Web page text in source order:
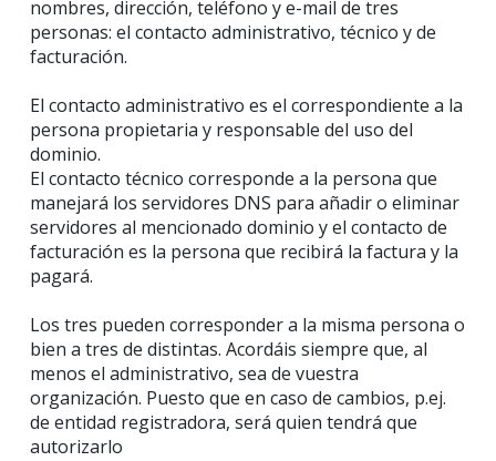
nombres, dirección, teléfono y e-mail de tres
personas: el contacto administrativo, técnico y de
facturación.
El contacto administrativo es el correspondiente a la
persona propietaria y responsable del uso del
dominio.
El contacto técnico corresponde a la persona que
manejará los servidores DNS para añadir o eliminar
servidores al mencionado dominio y el contacto de
facturación es la persona que recibirá la factura y la
pagará.
Los tres pueden corresponder a la misma persona o
bien a tres de distintas. Acordáis siempre que, al
menos el administrativo, sea de vuestra
organización. Puesto que en caso de cambios, p.ej.
de entidad registradora, será quien tendrá que
autorizarlo